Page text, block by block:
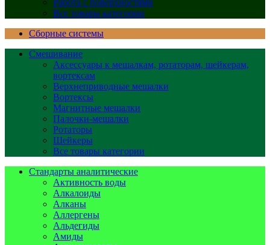
Работа с поверхностями
Все товары категории
Сборные системы
Смешивание
Аксессуары к мешалкам, ротаторам, шейкерам,
вортексам
Верхнеприводные мешалки
Вортексы
Магнитные мешалки
Палочки-мешалки
Ротаторы
Шейкеры
Все товары категории
Стандарты аналитические
Активность воды
Алкалоиды
Алканы
Аллергены
Альдегиды
Амиды